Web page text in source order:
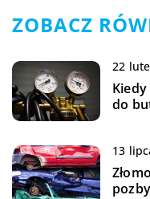
ZOBACZ
22
do
13